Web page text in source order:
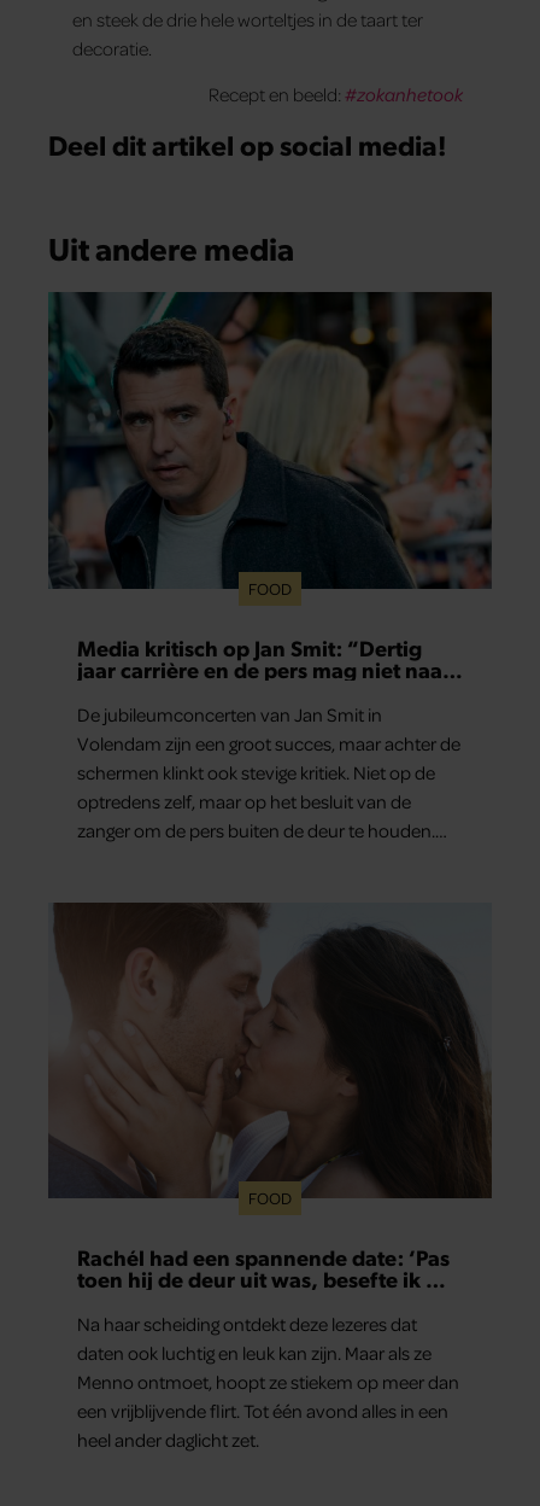
en steek de drie hele worteltjes in de taart ter
decoratie.
Recept en beeld: #zokanhetook
Deel dit artikel op social media!
Uit andere media
FOOD
Media kritisch op Jan Smit: “Dertig
jaar carrière en de pers mag niet naar
De jubileumconcerten van Jan Smit in
Volendam zijn een groot succes, maar achter de
schermen klinkt ook stevige kritiek. Niet op de
optredens zelf, maar op het besluit van de
zanger om de pers buiten de deur te houden.
teleurstelling. Volgens hen is Jan Smit de
afgelopen jaren steeds moeilijker bereikbaar
geworden en gunt hij de media nauwelijks nog
FOOD
Rachél had een spannende date: ‘Pas
toen hij de deur uit was, besefte ik wat
Na haar scheiding ontdekt deze lezeres dat
daten ook luchtig en leuk kan zijn. Maar als ze
Menno ontmoet, hoopt ze stiekem op meer dan
een vrijblijvende flirt. Tot één avond alles in een
heel ander daglicht zet.